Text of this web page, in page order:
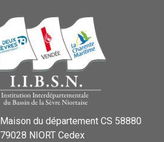
Maison du département CS 58880
79028 NIORT Cedex